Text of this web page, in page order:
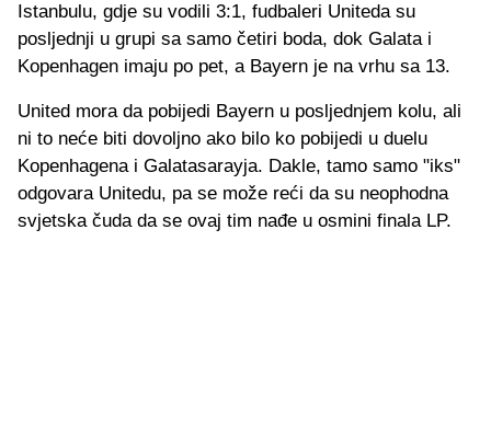
Istanbulu, gdje su vodili 3:1, fudbaleri Uniteda su
posljednji u grupi sa samo četiri boda, dok Galata i
Kopenhagen imaju po pet, a Bayern je na vrhu sa 13.
United mora da pobijedi Bayern u posljednjem kolu, ali
ni to neće biti dovoljno ako bilo ko pobijedi u duelu
Kopenhagena i Galatasarayja. Dakle, tamo samo "iks"
odgovara Unitedu, pa se može reći da su neophodna
svjetska čuda da se ovaj tim nađe u osmini finala LP.